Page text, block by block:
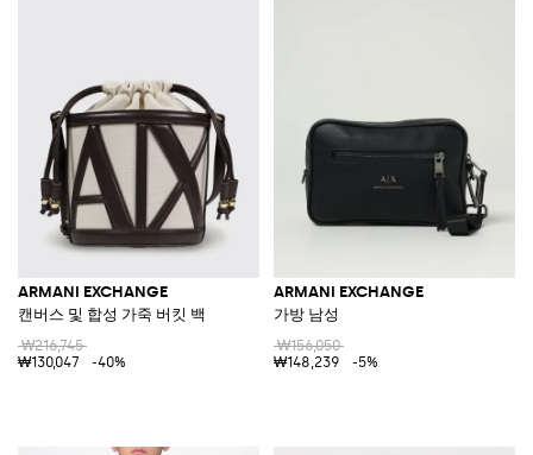
ARMANI EXCHANGE
캔버스 및 합성 가죽 버킷 백
₩216,745
₩130,047
-40%
ARMANI EXCHANGE
가방 남성
₩156,050
₩148,239
-5%